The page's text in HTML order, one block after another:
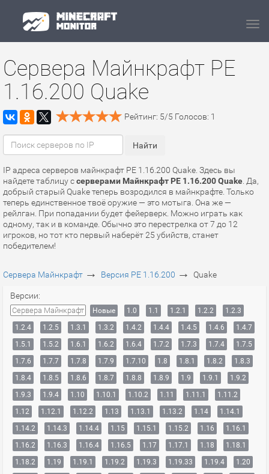
Сервера Майнкрафт PE
1.16.200 Quake
Рейтинг: 5/5 Голосов: 1
IP адреса серверов майнкрафт PE 1.16.200 Quake. Здесь вы
найдете таблицу ссерверами Майнкрафт PE 1.16.200 Quake . Да,
добрый старый Quake теперь возродился в майнкрафте. Только
теперь единственное твоё оружие — это мотыга. Она же —
рейлган. При попадании будет фейерверк. Можно играть как
одному, так и в команде. Обычно это перестрелка от 7 до 12
игроков, но тот кто первый наберёт 25 убийств, станет
победителем!
Сервера Майнкрафт → Версия PE 1.16.200 → Quake
Версии:
Сервера Майнкрафт Новые 1.0 1.1 1.2.1 1.2.2
1.2.3
1.2.4
1.2.5 1.3.1 1.3.2 1.4.2 1.4.4 1.4.5 1.4.6
1.4.7
1.5.1
1.5.2 1.6.1 1.6.2 1.6.4 1.7.2 1.7.3 1.7.4
1.7.5
1.7.6
1.7.7 1.7.8 1.7.9 1.7.10 1.8 1.8.1 1.8.2
1.8.3
1.8.4
1.8.5 1.8.6 1.8.7 1.8.8 1.8.9 1.9 1.9.1
1.9.2
1.9.3
1.9.4 1.10 1.10.1 1.10.2 1.11 1.11.1
1.11.2
1.12
1.12.1 1.12.2 1.13 1.13.1 1.13.2 1.14
1.14.1
1.14.2
1.14.3 1.14.4 1.15 1.15.1 1.15.2 1.16
1.16.1
1.16.2
1.16.3 1.16.4 1.16.5 1.17 1.17.1 1.18
1.18.1
1.18.2
1.19 1.19.1 1.19.2 1.19.3 1.19.33 1.19.4
1.20